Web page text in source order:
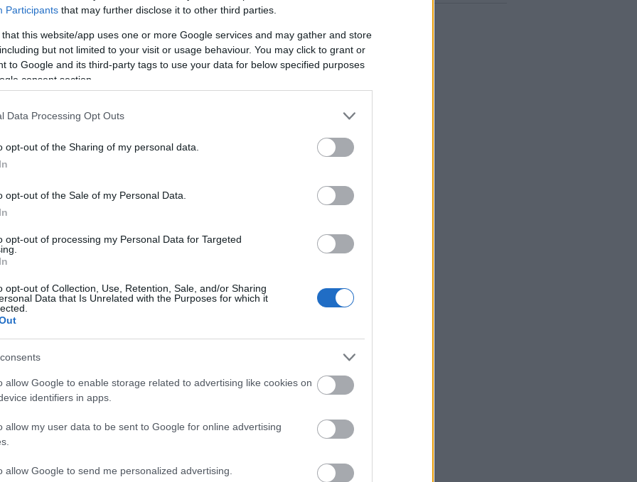
Participants that may further disclose it to other third parties.
that this website/app uses one or more Google services and may gather and store
but not limited to your visit or usage behaviour. You may click to grant or
to Google and its third-party tags to use your data for below specified purposes
consent section.
Data Processing Opt Outs
opt-out of the Sharing of my personal data.
opt-out of the Sale of my Personal Data.
opt-out of processing my Personal Data for Targeted
opt-out of Collection, Use, Retention, Sale, and/or Sharing
Data that Is Unrelated with the Purposes for which it
allow Google to enable storage related to advertising like cookies on
identifiers in apps.
allow my user data to be sent to Google for online advertising
allow Google to send me personalized advertising.
pörgetett slágerminták és túlvezérelt ritmusszekció köré épül,
a címadó számban szűrt taps és egy avantgárd
kürtök; mondókázó gyerekek és videojátékos prüntyögések;
satöbbi. Persze ha valamibe belefeledkeznénk, tudnunk
hozza, ami jobban illik ehhez a zenéhez, mint
de jól kiegészítik egymást.
Előadó:JPEGMAFIA & Danny Brown
Cím:Scaring The Hoes
Kiadó: AWAL / Peggy
Megjelenés:
Műfaj:hiphop